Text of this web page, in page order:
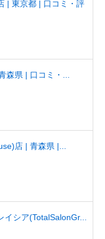
| 東京都 | 口コミ・評
森県 | 口コミ・...
店 | 青森県 |...
イシア(TotalSalonGr...